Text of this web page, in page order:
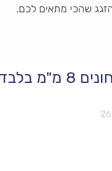
שהכי מתאים לכם.
בלבד